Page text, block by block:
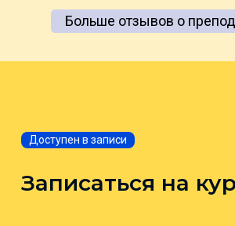
Больше отзывов о
Доступен в записи
Записаться на